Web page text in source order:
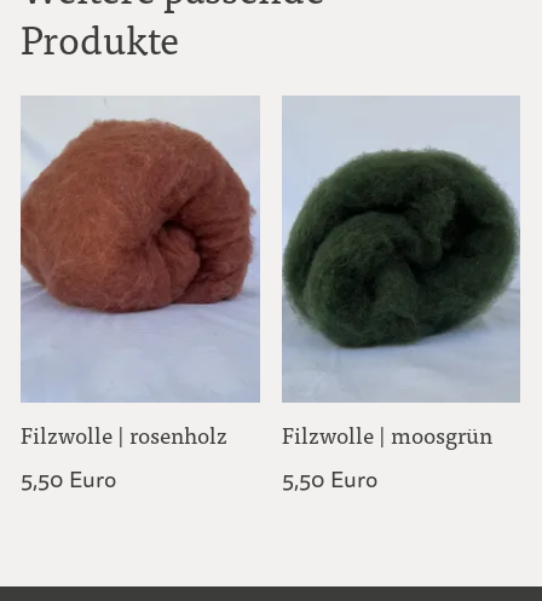
Produkte
Filzwolle | rosenholz
5,50 Euro
Filzwolle | moosgrün
5,50 Euro